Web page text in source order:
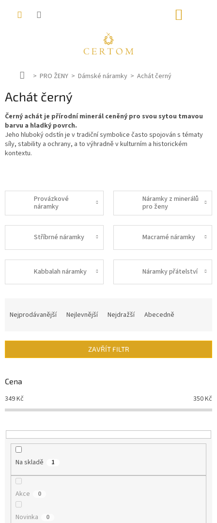
D
m
PRO ŽENY Dámské náramky Achát černý
Achát černý
Černý achát je přírodní minerál ceněný pro svou sytou tmavou
barvu a hladký povrch.
Jeho hluboký odstín je v tradiční symbolice často spojován s tématy
síly, stability a ochrany, a to výhradně v kulturním a historickém
kontextu.
Provázkové
náramky
Náramky z minerálů
pro ženy
Stříbrné náramky Macramé náramky
Kabbalah náramky Náramky přátelství
í
r
o
d
u
t
ů
Nejprodávanější Nejlevnější Nejdražší Abecedně
ZAVŘÍT FILTR
Cena
349Kč 350Kč
Na skladě 1
Akce 0
Novinka 0